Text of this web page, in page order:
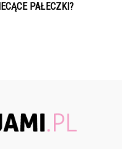
PAŁECZKI?